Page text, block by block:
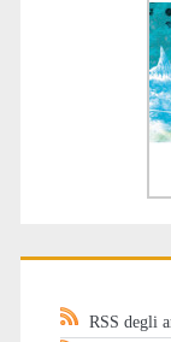
RSS degli